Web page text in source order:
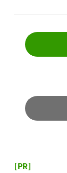
次来た時はチ
でされている
かも。
[PR]